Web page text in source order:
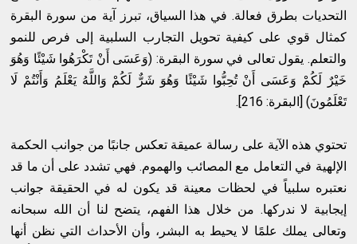
التحديات بطرق فعالة. في هذا السياق، تبرز آية من سورة البقرة
كمثال قوي على كيفية تحويل التجارب السلبية إلى فرص للنمو
والتعلم. يقول تعالى في سورة البقرة: (وَعَسَى أَنْ تَكْرَهُوا شَيْئًا وَهُوَ
خَيْرٌ لَكُمْ وَعَسَى أَنْ تُحِبُّوا شَيْئًا وَهُوَ شَرٌّ لَكُمْ وَاللَّهُ يَعْلَمُ وَأَنْتُمْ لَا
تَعْلَمُونَ) [البقرة: 216].
تحتوي هذه الآية على رسالة عميقة تعكس جانبًا من جوانب الحكمة
الإلهية في التعامل مع المصائب والهموم. فهي تشدد على أن ما قد
نعتبره سلبياً في لحظات معينة قد يكون له في الحقيقة جوانب
إيجابية لا ندركها. من خلال هذا الفهم، يتضح لنا أن الله سبحانه
وتعالى يملك علمًا لا يحيط به البشر، وأن الأحداث التي نظن أنها